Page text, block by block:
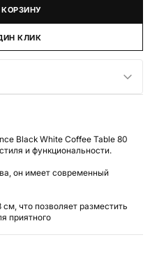
КЛИК
Black White Coffee Table 80
и функциональности.
он имеет современный
что позволяет разместить
приятного